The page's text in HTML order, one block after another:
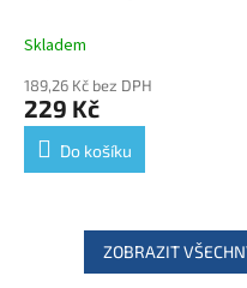
Skladem
189,26 Kč bez DPH
229 Kč
Do košíku
ZOBRAZIT